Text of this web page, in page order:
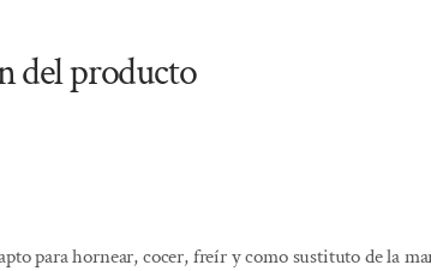
del producto
para hornear, cocer, freír y como sustituto de la